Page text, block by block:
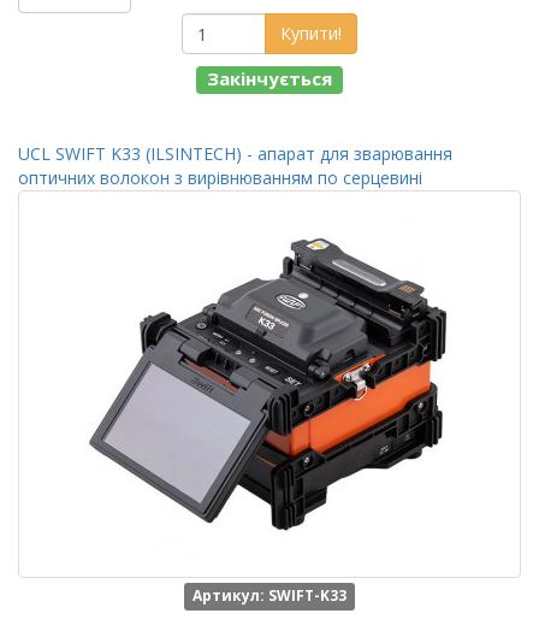
Купити!
Закінчується
UCL SWIFT K33 (ILSINTECH) - апарат для зварювання
оптичних волокон з вирівнюванням по серцевині
Артикул: SWIFT-K33